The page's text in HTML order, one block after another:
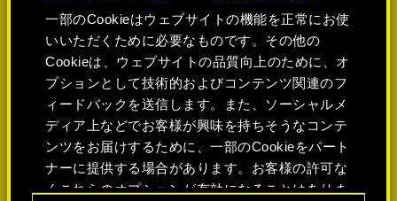
一部のCookieはウェブサイトの機能を正常にお使
いいただくために必要なものです。その他の
Cookieは、ウェブサイトの品質向上のために、オ
プションとして技術的およびコンテンツ関連のフ
ィードバックを送信します。また、ソーシャルメ
ディア上などでお客様が興味を持ちそうなコンテ
ンツをお届けするために、一部のCookieをパート
ナーに提供する場合があります。お客様の許可な
くこれらのオプションが有効になることはありま
プラットフォームを選択:
-50%